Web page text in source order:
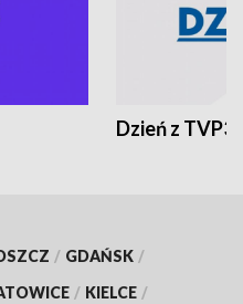
Dzień z TVP3
/ GDAŃSK /
/ KIELCE /